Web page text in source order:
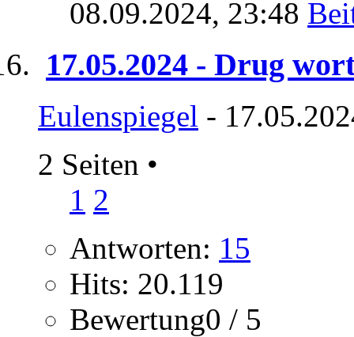
08.09.2024, 23:48
17.05.2024 - Drug
Eulenspiegel -
2 Seiten •
1 2
Antworten: 15
Hits: 20.119
Bewertung0 / 5